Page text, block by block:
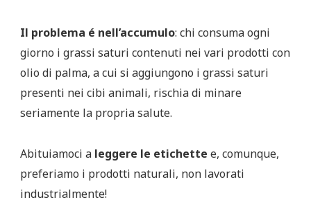
Il problema é nell’accumulo: chi consuma ogni
giorno i grassi saturi contenuti nei vari prodotti con
olio di palma, a cui si aggiungono i grassi saturi
presenti nei cibi animali, rischia di minare
seriamente la propria salute.
Abituiamoci a leggere le etichette e, comunque,
preferiamo i prodotti naturali, non lavorati
industrialmente!